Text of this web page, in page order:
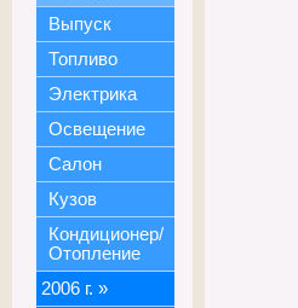
Выпуск
Топливо
Электрика
Освещение
Салон
Кузов
Кондиционер/
Отопление
2006 г. »